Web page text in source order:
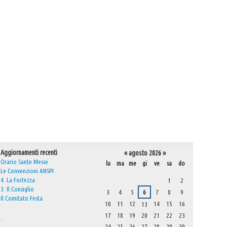
Aggiornamenti recenti
Orario Sante Messe
Le Convenzioni ANSPI
4. La Fortezza
3. Il Consiglio
Il Comitato Festa
«agosto 2026»
lu ma me gi ve sa do
1
2
3
4 5 6 7 8
9
10
11 12 13 14 15
16
17
18 19 20 21 22
23